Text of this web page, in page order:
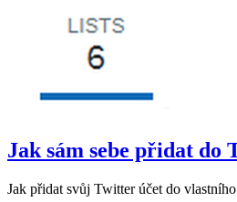
Jak sám sebe přidat do
Jak přidat svůj Twitter účet do